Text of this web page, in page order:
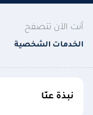
أنت الآن تتصفح
الخدمات الشخصية
نبذة عنّا